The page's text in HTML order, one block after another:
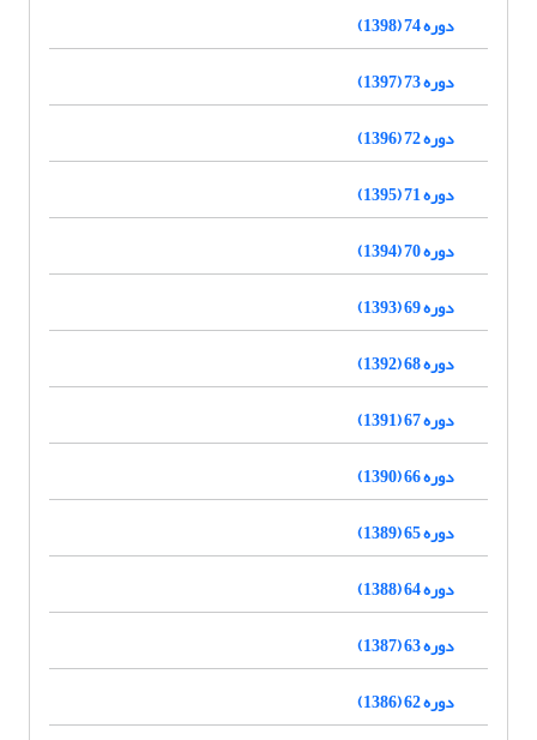
دوره 74 (1398)
دوره 73 (1397)
دوره 72 (1396)
دوره 71 (1395)
دوره 70 (1394)
دوره 69 (1393)
دوره 68 (1392)
دوره 67 (1391)
دوره 66 (1390)
دوره 65 (1389)
دوره 64 (1388)
دوره 63 (1387)
دوره 62 (1386)